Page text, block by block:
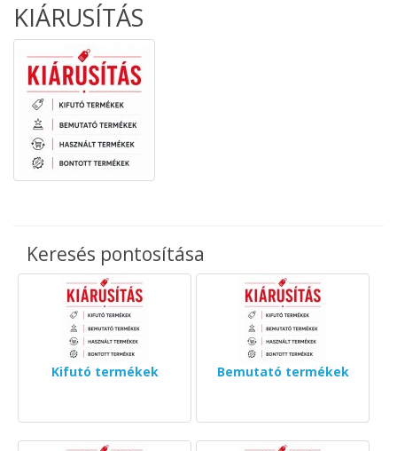
KIÁRUSÍTÁS
Keresés pontosítása
Kifutó termékek Bemutató termékek